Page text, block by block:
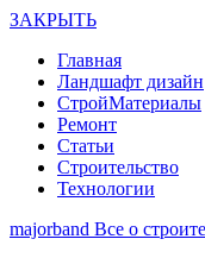
ЗАКРЫТЬ
Главная
Ландшафт дизайн
СтройМатериалы
Ремонт
Статьи
Строительство
Технологии
majorband Все о